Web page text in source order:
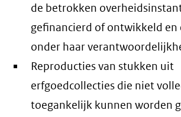
de betrokken
gefinancierd of ontwikkeld en
onder haar
Reproducties van stukken uit
erfgoedcollecties die niet
toegankelijk kunnen worden